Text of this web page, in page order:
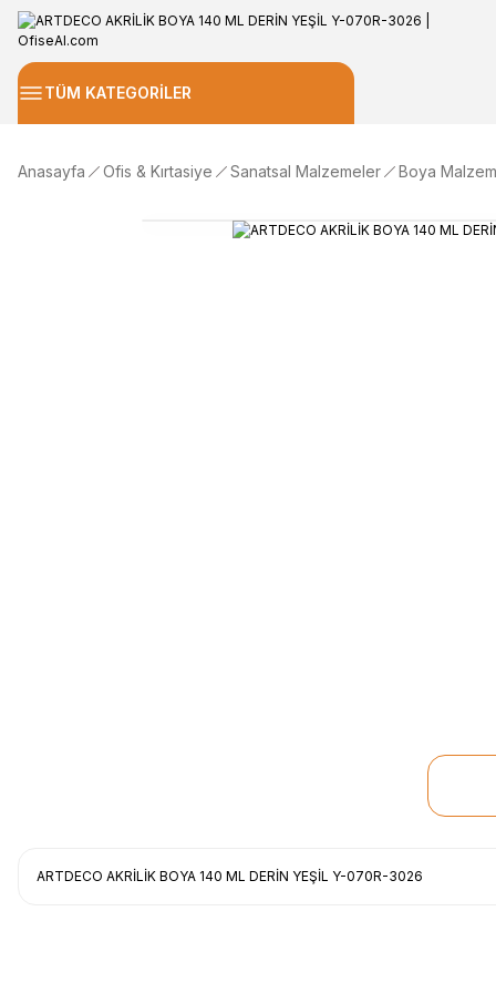
TÜM KATEGORİLER
Anasayfa Ofis & Kırtasiye Sanatsal Malzemeler Boya
ARTDECO AKRİLİK BOYA 140 ML DERİN YEŞİL Y-070R-3026